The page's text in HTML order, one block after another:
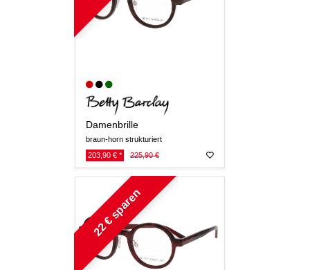
Damenbrille
braun-horn strukturiert
203,90 € *
225,90 €
22 € sparen